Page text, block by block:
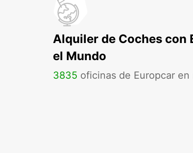
Alquiler de Coches con
el Mundo
3835 oficinas de Europcar en